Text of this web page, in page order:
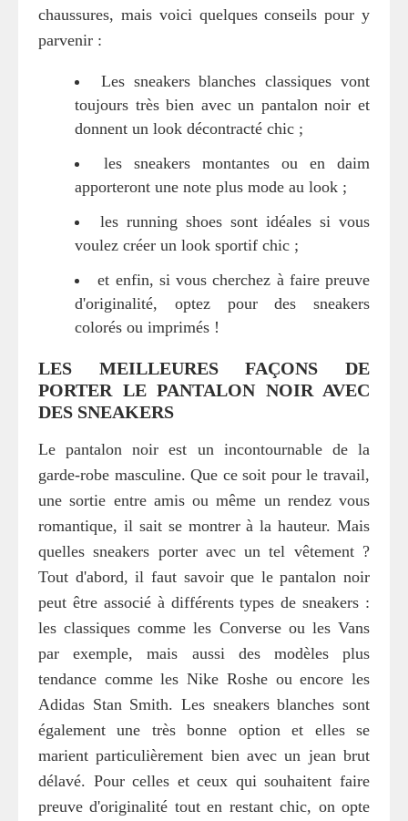
chaussures, mais voici quelques conseils pour y
parvenir :
Les sneakers blanches classiques vont
toujours très bien avec un pantalon noir et
donnent un look décontracté chic ;
les sneakers montantes ou en daim
apporteront une note plus mode au look ;
les running shoes sont idéales si vous
voulez créer un look sportif chic ;
et enfin, si vous cherchez à faire preuve
d'originalité, optez pour des sneakers
colorés ou imprimés !
LES MEILLEURES FAÇONS DE
PORTER LE PANTALON NOIR AVEC
DES SNEAKERS
Le pantalon noir est un incontournable de la
garde-robe masculine. Que ce soit pour le travail,
une sortie entre amis ou même un rendez vous
romantique, il sait se montrer à la hauteur. Mais
quelles sneakers porter avec un tel vêtement ?
Tout d'abord, il faut savoir que le pantalon noir
peut être associé à différents types de sneakers :
les classiques comme les Converse ou les Vans
par exemple, mais aussi des modèles plus
tendance comme les Nike Roshe ou encore les
Adidas Stan Smith. Les sneakers blanches sont
également une très bonne option et elles se
marient particulièrement bien avec un jean brut
délavé. Pour celles et ceux qui souhaitent faire
preuve d'originalité tout en restant chic, on opte